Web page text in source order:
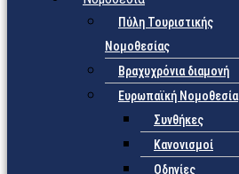
Πύλη Τουριστικής
Νομοθεσίας
Βραχυχρόνια διαμονή
Ευρωπαϊκή Νομοθεσία
Συνθήκες
Κανονισμοί
Οδηγίες